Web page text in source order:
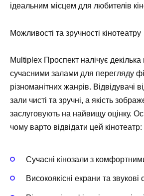
ідеальним місцем для любителів
Можливості та зручності кінотеатру
Multiplex Проспект налічує декілька
сучасними залами для перегляду
різноманітних жанрів. Відвідувачі
зали чисті та зручні, а якість
заслуговують на найвищу оцінку.
чому варто відвідати цей кінотеатр:
Сучасні кінозали з
Високоякісні екрани та звукові